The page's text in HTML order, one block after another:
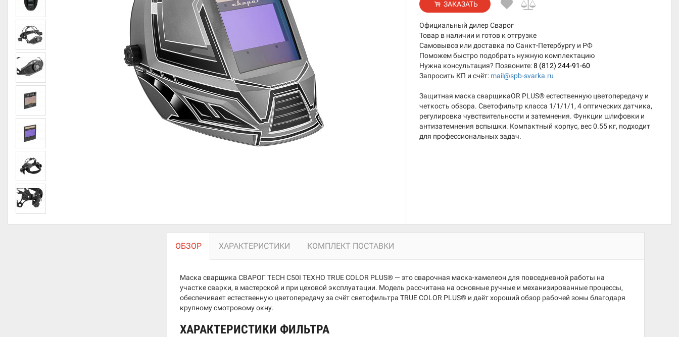
ЗАКАЗАТЬ
Официальный дилер Сварог
Товар в наличии и готов к отгрузке
Самовывоз или доставка по Санкт-Петербургу и РФ
Поможем быстро подобрать нужную комплектацию
Нужна консультация? Позвоните:8 (812) 244-91-60
Запросить КП и счёт: mail@spb-svarka.ru
Защитная маска сварщикаOR PLUS® естественную цветопередачу и
четкость обзора. Светофильтр класса 1/1/1/1, 4 оптических датчика,
регулировка чувствительности и затемнения. Функции шлифовки и
антизатемнения вспышки. Компактный корпус, вес 0.55 кг, подходит
для профессиональных задач.
ОБЗОР ХАРАКТЕРИСТИКИ КОМПЛЕКТ ПОСТАВКИ
Маска сварщика СВАРОГ TECH C50I ТЕХНО TRUE COLOR PLUS® — это сварочная маска-хамелеон для повседневной работы на
участке сварки, в мастерской и при цеховой эксплуатации. Модель рассчитана на основные ручные и механизированные процессы,
обеспечивает естественную цветопередачу за счёт светофильтра TRUE COLOR PLUS® и даёт хороший обзор рабочей зоны благодаря
крупному смотровому окну.
ХАРАКТЕРИСТИКИ ФИЛЬТРА